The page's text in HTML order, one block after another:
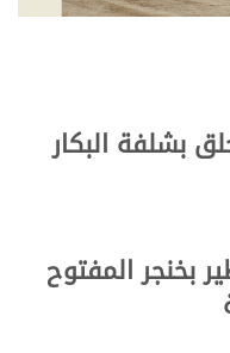
بشلفة البكار
بخنجر المفتوح